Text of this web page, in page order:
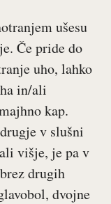
ušesu
Če pride do
uho, lahko
in/ali
kap.
v slušni
višje, je pa v
drugih
dvojne